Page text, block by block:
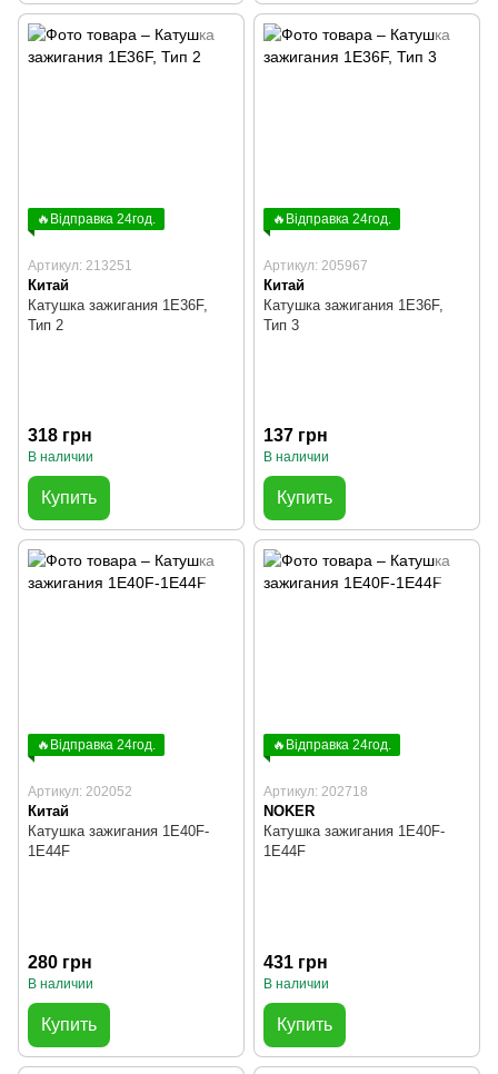
🔥Відправка 24год.
Артикул: 213251
Китай
Катушка зажигания 1E36F,
Тип 2
318 грн
В наличии
Купить
🔥Відправка 24год.
Артикул: 205967
Китай
Катушка зажигания 1E36F,
Тип 3
137 грн
В наличии
Купить
🔥Відправка 24год.
Артикул: 202052
Китай
Катушка зажигания 1E40F-
1E44F
280 грн
В наличии
Купить
🔥Відправка 24год.
Артикул: 202718
NOKER
Катушка зажигания 1E40F-
1E44F
431 грн
В наличии
Купить